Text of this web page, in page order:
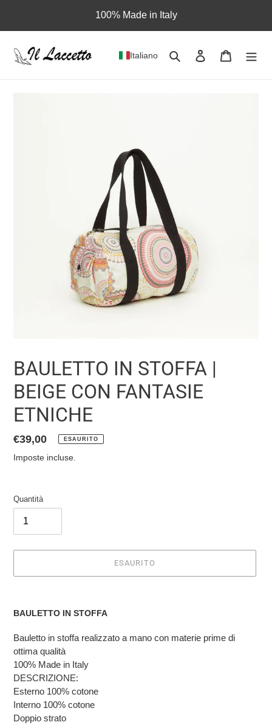
ai
contenuti
100% Made in Italy
Italiano Cerca Accedi Carrello
BAULETTO IN STOFFA |
BEIGE CON FANTASIE
ETNICHE
Prezzo
di
€39,00 ESAURITO
Imposte incluse.
Quantità
ESAURITO
prodotto
nel
BAULETTO IN STOFFA
Bauletto in stoffa realizzato a mano con materie prime di
ottima qualità
100% Made in Italy
DESCRIZIONE:
Esterno 100% cotone
Interno 100% cotone
Doppio strato